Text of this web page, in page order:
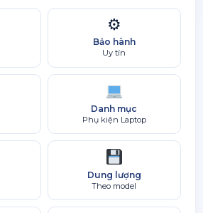
⚙
Bảo hành
Uy tín
Danh mục
Phụ kiện Laptop
Dung lượng
Theo model